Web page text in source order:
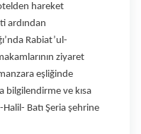
hareket
ardından
Rabiat’ul-
ziyaret
eşliğinde
bilgilendirme ve kısa
Batı Şeria şehrine